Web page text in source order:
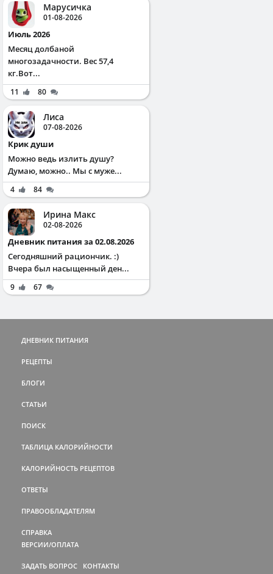
Марусичка
01-08-2026
Июль 2026
Месяц долбаной
многозадачности. Вес 57,4
кг.Вот...
11 80
Лиса
07-08-2026
Крик души
Можно ведь излить душу?
Думаю, можно.. Мы с муже...
4 84
Ирина Макс
02-08-2026
Дневник питания за 02.08.2026
Сегодняшний рациончик. :)
Вчера был насыщенный ден...
9 67
ДНЕВНИК ПИТАНИЯ
РЕЦЕПТЫ
БЛОГИ
СТАТЬИ
ПОИСК
ТАБЛИЦА КАЛОРИЙНОСТИ
КАЛОРИЙНОСТЬ РЕЦЕПТОВ
ОТВЕТЫ
ПРАВООБЛАДАТЕЛЯМ
СПРАВКА
ВЕРСИИ/ОПЛАТА
ЗАДАТЬ ВОПРОС КОНТАКТЫ